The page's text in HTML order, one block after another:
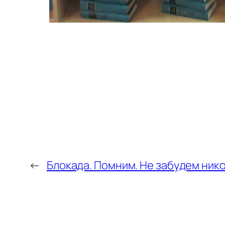
← Блокада. Помним. Не забудем